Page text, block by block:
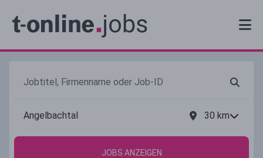
30 km
JOBS ANZEIGEN